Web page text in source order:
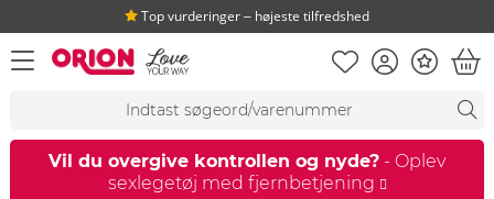
Top vurderinger ‒ højeste tilfredshed
åbn menu Huskeseddel
Kundekonto
Bonus
Vil du overgive kontrollen og nyde? - Oplev
sexlegetøj med fjernbetjening